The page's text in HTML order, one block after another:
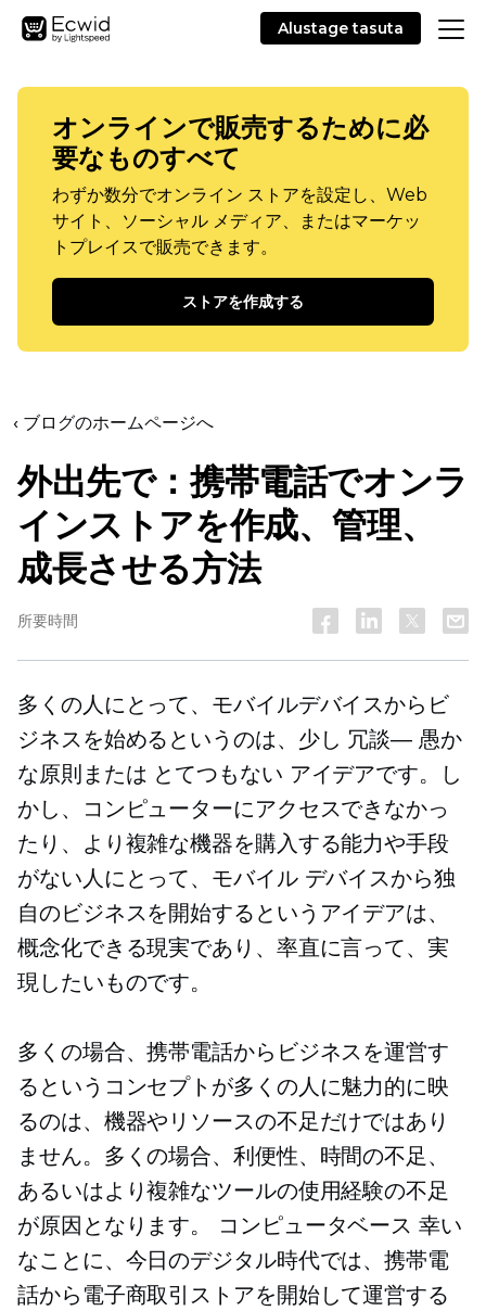
Alustage tasuta
オンラインで販売するために必
要なものすべて
わずか数分でオンライン ストアを設定し、Web
サイト、ソーシャル メディア、またはマーケッ
トプレイスで販売できます。
ストアを作成する
‹ ブログのホームページへ
外出先で：携帯電話でオンラ
インストアを作成、管理、
成長させる方法
所要時間
多くの人にとって、モバイルデバイスからビ
ジネスを始めるというのは、少し 冗談— 愚か
な原則または とてつもない アイデアです。し
かし、コンピューターにアクセスできなかっ
たり、より複雑な機器を購入する能力や手段
がない人にとって、モバイル デバイスから独
自のビジネスを開始するというアイデアは、
概念化できる現実であり、率直に言って、実
現したいものです。
多くの場合、携帯電話からビジネスを運営す
るというコンセプトが多くの人に魅力的に映
るのは、機器やリソースの不足だけではあり
ません。多くの場合、利便性、時間の不足、
あるいはより複雑なツールの使用経験の不足
が原因となります。
コンピュータベース 幸い
なことに、今日のデジタル時代では、携帯電
話から電子商取引ストアを開始して運営する